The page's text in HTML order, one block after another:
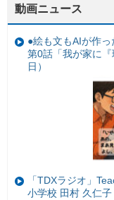
動画ニュース
●絵も文もAIが作っ
第0話「我が家に
日）
「TDXラジオ」
小学校 田村 久仁子